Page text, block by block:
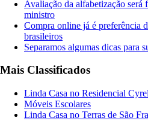
Avaliação da alfabetização será
ministro
Compra online já é preferência
brasileiros
Separamos algumas dicas para
Mais Classificados
Linda Casa no Residencial
Móveis Escolares
Linda Casa no Terras de São